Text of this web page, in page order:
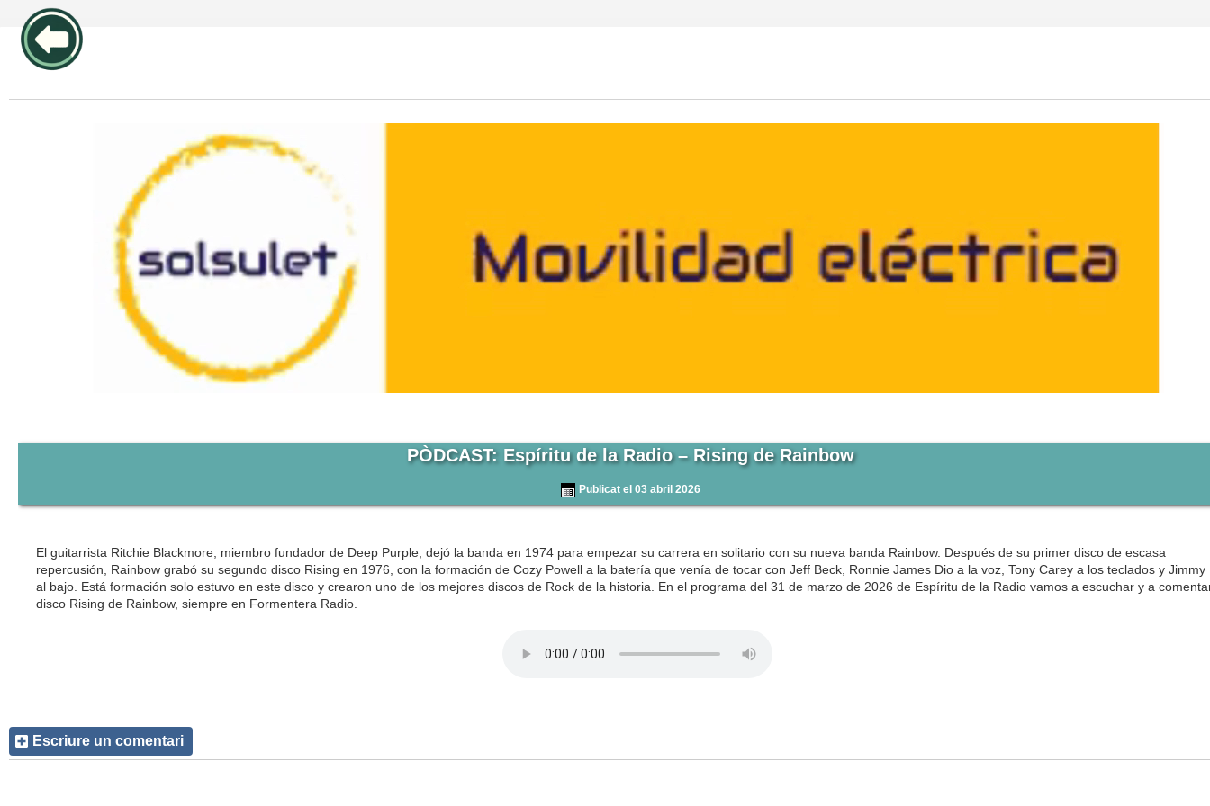
PÒDCAST: Espíritu de la Radio – Rising de Rainbow
Publicat el 03 abril 2026
El guitarrista Ritchie Blackmore, miembro fundador de Deep Purple, dejó la banda en 1974 para empezar su carrera en solitario con su nueva banda Rainbow. Después de su primer disco de escasa
repercusión, Rainbow grabó su segundo disco Rising en 1976, con la formación de Cozy Powell a la batería que venía de tocar con Jeff Beck, Ronnie James Dio a la voz, Tony Carey a los teclados y Jimmy
al bajo. Está formación solo estuvo en este disco y crearon uno de los mejores discos de Rock de la historia. En el programa del 31 de marzo de 2026 de Espíritu de la Radio vamos a escuchar y a
disco Rising de Rainbow, siempre en Formentera Radio.
Escriure un comentari